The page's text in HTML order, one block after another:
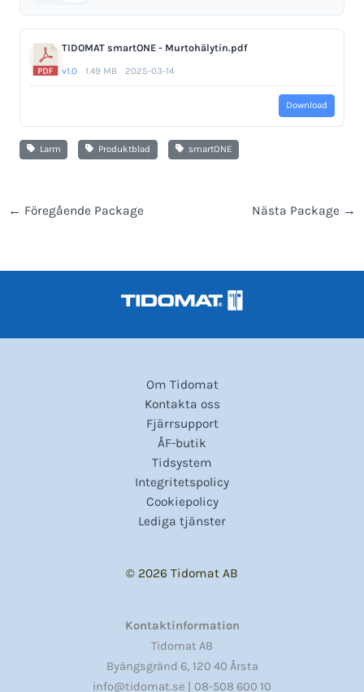
TIDOMAT smartONE - Murtohälytin.pdf
v1.0 1.49 MB 2025-03-14
Download
Larm Produktblad smartONE
← Föregående Package Nästa Package →
Om Tidomat
Kontakta oss
Fjärrsupport
ÅF-butik
Tidsystem
Integritetspolicy
Cookiepolicy
Lediga tjänster
© 2026 Tidomat AB
Kontaktinformation
Tidomat AB
Byängsgränd 6, 120 40 Årsta
info@tidomat.se |
08-508 600 10